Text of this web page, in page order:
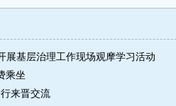
展基层治理工作现场观摩学习活动
乘坐
来晋交流